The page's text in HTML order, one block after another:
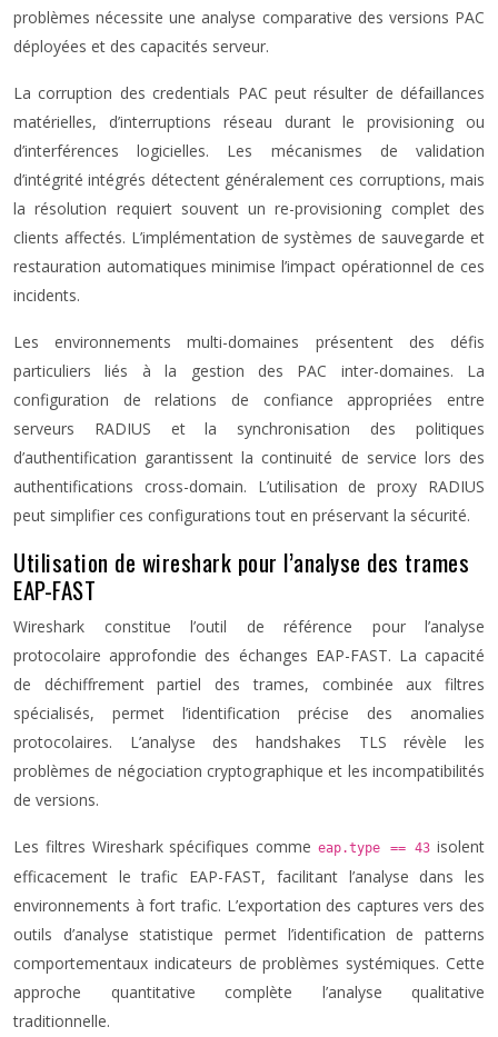
problèmes nécessite une analyse comparative des versions PAC
déployées et des capacités serveur.
La corruption des credentials PAC peut résulter de défaillances
matérielles, d’interruptions réseau durant le provisioning ou
d’interférences logicielles. Les mécanismes de validation
d’intégrité intégrés détectent généralement ces corruptions, mais
la résolution requiert souvent un re-provisioning complet des
clients affectés. L’implémentation de systèmes de sauvegarde et
restauration automatiques minimise l’impact opérationnel de ces
incidents.
Les environnements multi-domaines présentent des défis
particuliers liés à la gestion des PAC inter-domaines. La
configuration de relations de confiance appropriées entre
serveurs RADIUS et la synchronisation des politiques
d’authentification garantissent la continuité de service lors des
authentifications cross-domain. L’utilisation de proxy RADIUS
peut simplifier ces configurations tout en préservant la sécurité.
Utilisation de wireshark pour l’analyse des trames
EAP-FAST
Wireshark constitue l’outil de référence pour l’analyse
protocolaire approfondie des échanges EAP-FAST. La capacité
de déchiffrement partiel des trames, combinée aux filtres
spécialisés, permet l’identification précise des anomalies
protocolaires. L’analyse des handshakes TLS révèle les
problèmes de négociation cryptographique et les incompatibilités
de versions.
Les filtres Wireshark spécifiques comme eap.type == 43 isolent
efficacement le trafic EAP-FAST, facilitant l’analyse dans les
environnements à fort trafic. L’exportation des captures vers des
outils d’analyse statistique permet l’identification de patterns
comportementaux indicateurs de problèmes systémiques. Cette
approche quantitative complète l’analyse qualitative
traditionnelle.